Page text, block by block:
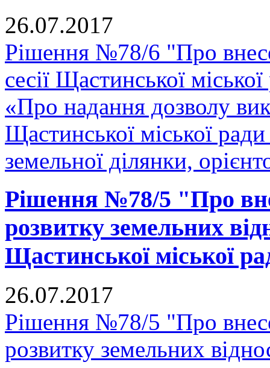
26.07.2017
Рішення №78/6 "Про
сесії Щастинської
«Про надання дозволу
Щастинської міської
земельної ділянки,
Рішення №78/5 "Про
розвитку земельних
Щастинської міської
26.07.2017
Рішення №78/5 "Про
розвитку земельних